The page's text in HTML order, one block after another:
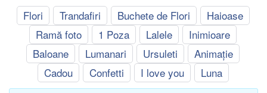
Flori Trandafiri Buchete de Flori
Haioase
Ramă foto
1 Poza Lalele
Inimioare
Baloane
Lumanari Ursuleti
Animație
Cadou
Confetti I love you Luna